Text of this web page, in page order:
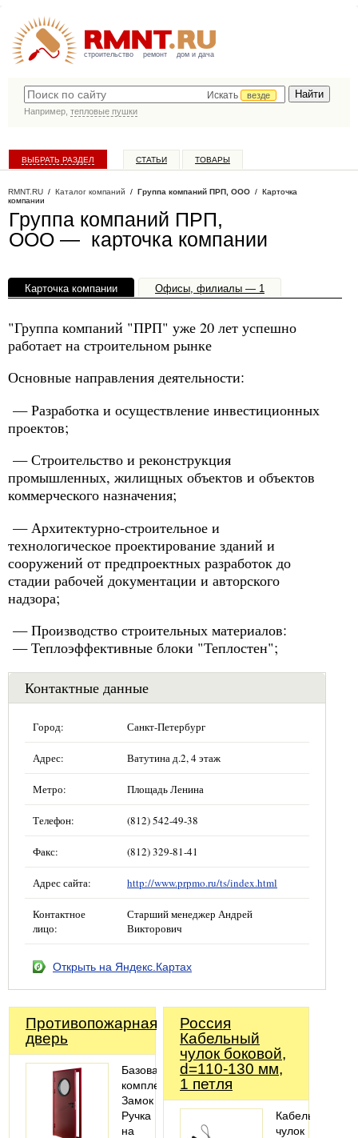
строительство ремонт дом и дача
Искать
везде
Например, тепловые пушки
ВЫБРАТЬ РАЗДЕЛ СТАТЬИ ТОВАРЫ
RMNT.RU / Каталог компаний / Группа компаний ПРП, ООО / Карточка
компании
Группа компаний ПРП,
ООО — карточка компании
Карточка компании Офисы, филиалы — 1
"Группа компаний "ПРП" уже 20 лет успешно
работает на строительном рынке
Основные направления деятельности:
— Разработка и осуществление инвестиционных
проектов;
— Строительство и реконструкция
промышленных, жилищных объектов и объектов
коммерческого назначения;
— Архитектурно-строительное и
технологическое проектирование зданий и
сооружений от предпроектных разработок до
стадии рабочей документации и авторского
надзора;
— Производство строительных материалов:
— Теплоэффективные блоки "Теплостен";
Контактные данные
Город: Санкт-Петербург
Адрес: Ватутина д.2, 4 этаж
Метро: Площадь Ленина
Телефон: (812) 542-49-38
Факс: (812) 329-81-41
Адрес сайта: http://www.prpmo.ru/ts/index.html
Контактное
лицо:
Старший менеджер Андрей
Викторович
Открыть на Яндекс.Картах
Противопожарная
дверь
Базовая
комплектация:
Замок
Ручка
на
Россия
Кабельный
чулок боковой,
d=110-130 мм,
1 петля
Кабельный
чулок